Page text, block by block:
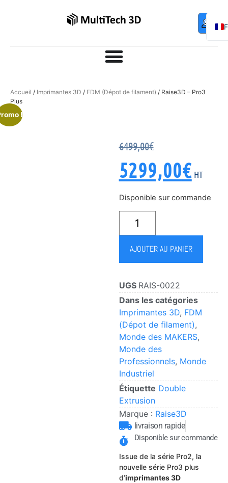
0,00 €
Accueil / Imprimantes 3D / FDM (Dépot de filament) / Raise3D – Pro3
Plus
!
6499,00€
5299,00€ HT
Disponible sur commande
AJOUTER AU PANIER
UGS RAIS-0022
Dans les catégories
Imprimantes 3D, FDM
(Dépot de filament),
Monde des MAKERS,
Monde des
Professionnels, Monde
Industriel
Étiquette Double
Extrusion
Marque : Raise3D
livraison rapide
Disponible sur commande
Issue de la série Pro2, la
nouvelle série Pro3 plus
d’imprimantes 3D